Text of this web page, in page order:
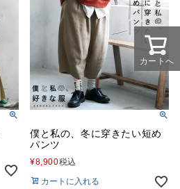
僕と私の、冬に穿きたい短め
パンツ
¥8,900税込
カートに入れる
カートへ